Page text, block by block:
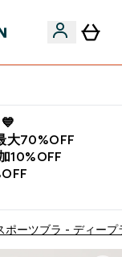
大70%OFF
10%OFF
ポーツブラ - ディープ